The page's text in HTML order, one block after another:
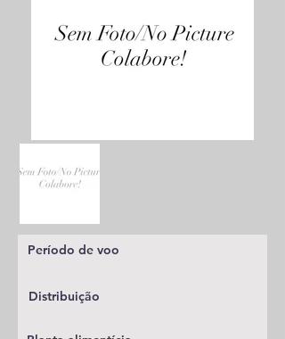
Período de voo
Distribuição